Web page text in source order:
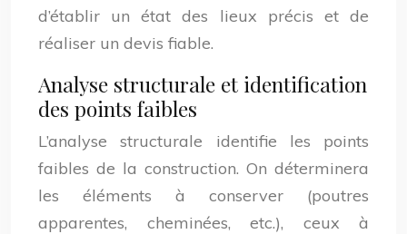
d’établir un état des lieux précis et de
réaliser un devis fiable.
Analyse structurale et identification
des points faibles
L’analyse structurale identifie les points
faibles de la construction. On déterminera
les éléments à conserver (poutres
apparentes, cheminées, etc.), ceux à